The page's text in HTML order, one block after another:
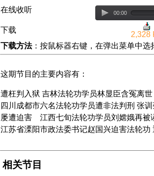
在线收听 00:00
下载
2,328
下载方法：按鼠标器右键，在弹出菜单中
这期节目的主要内容有：
遭枉判入狱 吉林法轮功学员林显臣含冤离世
四川成都市六名法轮功学员遭非法判刑 张
屡遭迫害 江西七旬法轮功学员刘嫦娥再被
江苏省溧阳市政法委书记赵国兴迫害法轮功
相关节目